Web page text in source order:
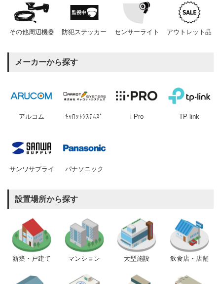
その他周辺機器 防犯ステッカー センサーライト アウトレット品
メーカーから探す
アルコム ｷｬﾛｯﾄｼｽﾃﾑｽﾞ i-Pro TP-link
サンワサプライ パナソニック
設置場所から探す
新築・戸建て マンション 大型施設 飲食店・店舗